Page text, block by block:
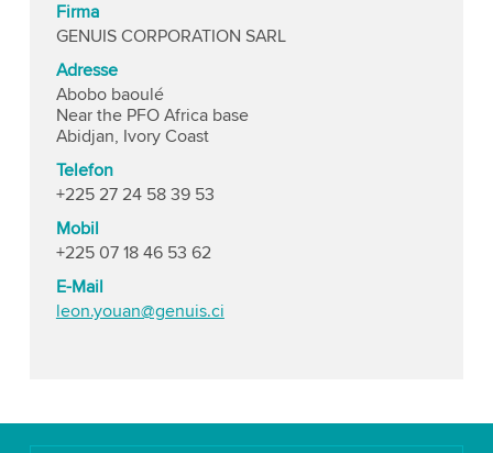
Firma
GENUIS CORPORATION SARL
Adresse
Abobo baoulé
Near the PFO Africa base
Abidjan, Ivory Coast
Telefon
+225 27 24 58 39 53
Mobil
+225 07 18 46 53 62
E-Mail
leon.youan@genuis.ci